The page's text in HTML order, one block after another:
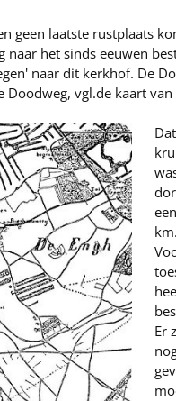
geen laatste rustplaats
naar het sinds eeuwen
naar dit kerkhof. De
Doodweg, vgl.de kaart
Er